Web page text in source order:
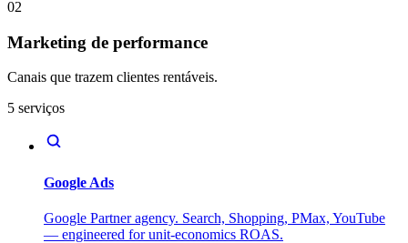
02
Marketing de performance
Canais que trazem clientes rentáveis.
5 serviços
Google Ads
Google Partner agency. Search, Shopping, PMax, YouTube
— engineered for unit-economics ROAS.